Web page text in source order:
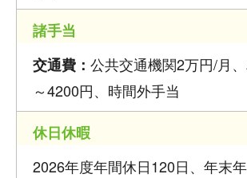
諸手当
交通費： 公共交通機関2万円/月
～4200円、時間外手当
休日休暇
2026年度年間休日120日、年末